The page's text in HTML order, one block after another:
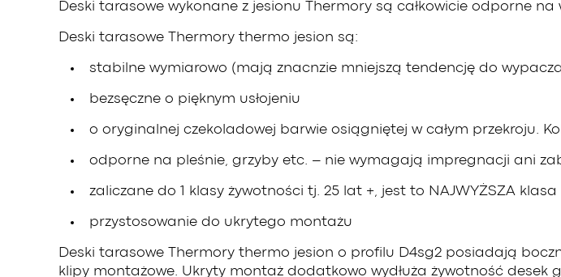
Deski tarasowe wykonane z jesionu Thermory są całkowicie odporne
Deski tarasowe Thermory thermo jesion są:
stabilne wymiarowo (mają znacnzie mniejszą tendencję do
bezsęczne o pięknym usłojeniu
o oryginalnej czekoladowej barwie osiągniętej w całym przekroju.
odporne na pleśnie, grzyby etc. – nie wymagają impregnacji ani
zaliczane do 1 klasy żywotności tj. 25 lat +, jest to NAJWYŻSZA
przystosowanie do ukrytego montażu
Deski tarasowe Thermory thermo jesion o profilu D4sg2 posiadają
klipy montażowe. Ukryty montaż dodatkowo wydłuża żywotność